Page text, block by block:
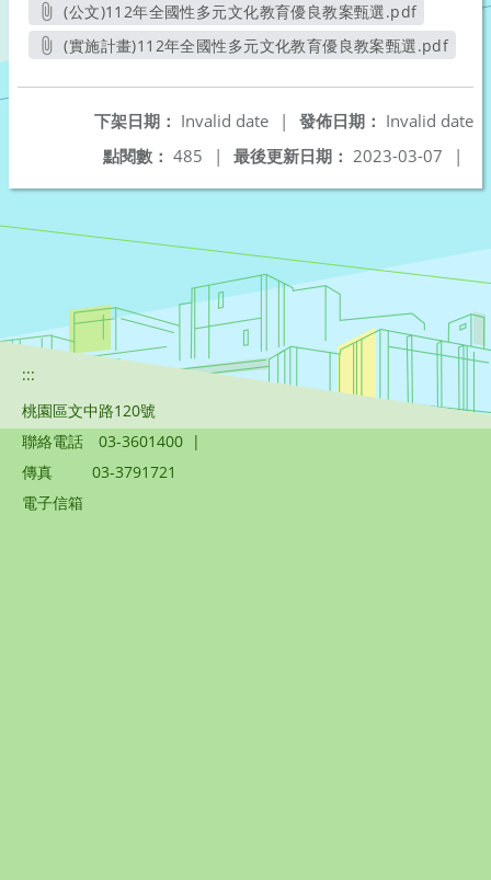
(公文)112年全國性多元文化教育優良教案甄選.pdf
另開新視窗
(實施計畫)112年全國性多元文化教育優良教案甄選.pdf
發佈日期： Invalid date
下架日期： Invalid date
|
最後更新日期： 2023-03-07 |
點閱數： 485 |
:::
桃園區文中路120號
聯絡電話
03-3601400 |
傳真
03-3791721
電子信箱